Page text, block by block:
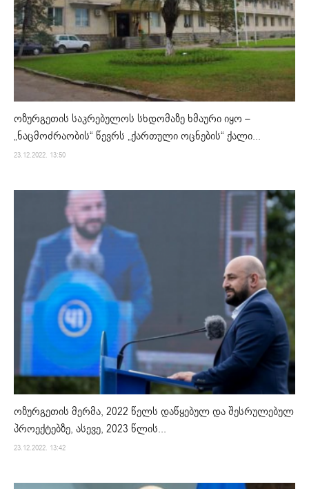
ოზურგეთის საკრებულოს სხდომაზე ხმაური იყო –
„ნაცმოძრაობის“ წევრს „ქართული ოცნების“ ქალი...
23.12.2022. 13:50
ოზურგეთის მერმა, 2022 წელს დაწყებულ და შესრულებულ
პროექტებზე, ასევე, 2023 წლის...
23.12.2022. 13:42